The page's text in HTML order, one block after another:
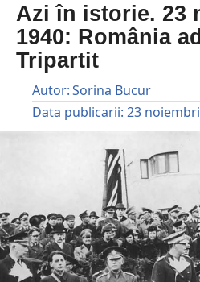
Azi în istorie. 23
1940: România
Tripartit
Autor:Sorina Bucur
Data publicarii: 23